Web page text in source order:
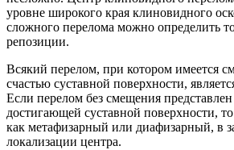
уровне широкого края клиновидного
сложного перелома можно определить
репозиции.
Всякий перелом, при котором имеется
счастью суставной поверхности,
Если перелом без смещения
достигающей суставной поверхности,
как метафизарный или диафизарный, в
локализации центра.